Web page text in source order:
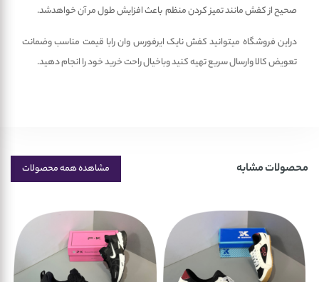
صحیح از کفش مانند تمیز کردن منظم باعث افزایش طول مر آن خواهدشد.
دراین فروشگاه میتوانید کفش نایک ایرفورس وان رابا قیمت مناسب وضمانت
تعویض کالا وارسال سریع تهیه کنید وباخیال راحت خرید خود را انجام دهید.
محصولات مشابه مشاهده همه محصولات